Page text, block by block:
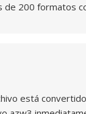
de 200 formatos
está